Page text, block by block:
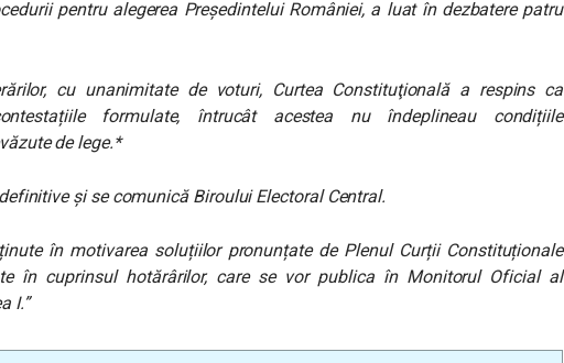
pentru alegerea Președintelui României, a luat în dezbatere patru
cu unanimitate de voturi, Curtea Constituţională a respins ca
formulate, întrucât acestea nu îndeplineau condițiile
de lege.*
şi se comunică Biroului Electoral Central.
în motivarea soluțiilor pronunțate de Plenul Curții Constituționale
în cuprinsul hotărârilor, care se vor publica în Monitorul Oficial al
I.”